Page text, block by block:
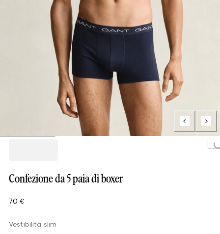
Confezione da 5 paia di boxer
70 €
Vestibilità slim